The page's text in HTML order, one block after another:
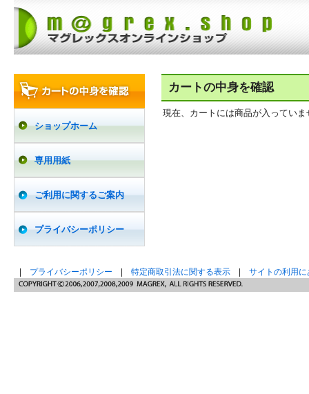
ショップホーム
専用用紙
ご利用に関するご案内
プライバシーポリシー
カートの中身を確認
現在、カートには商品が入っていま
プライバシーポリシー 特定商取引法に関する表示 サイトの利用に